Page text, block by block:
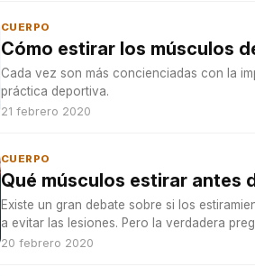
CUERPO
Cómo estirar los músculos
Cada vez son más concienciadas con la
práctica deportiva.
21 febrero 2020
CUERPO
Qué músculos estirar antes
Existe un gran debate sobre si los
a evitar las lesiones. Pero la verdadera
20 febrero 2020